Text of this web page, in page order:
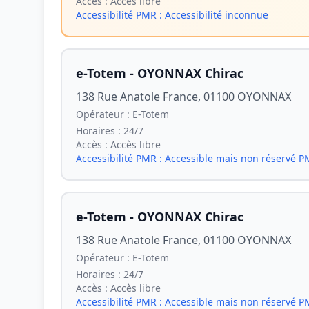
Accessibilité PMR : Accessibilité inconnue
e-Totem - OYONNAX Chirac
138 Rue Anatole France, 01100 OYONNAX
Opérateur : E-Totem
Horaires : 24/7
Accès : Accès libre
Accessibilité PMR : Accessible mais non réservé
e-Totem - OYONNAX Chirac
138 Rue Anatole France, 01100 OYONNAX
Opérateur : E-Totem
Horaires : 24/7
Accès : Accès libre
Accessibilité PMR : Accessible mais non réservé